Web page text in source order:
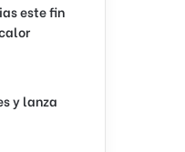
este fin
y lanza